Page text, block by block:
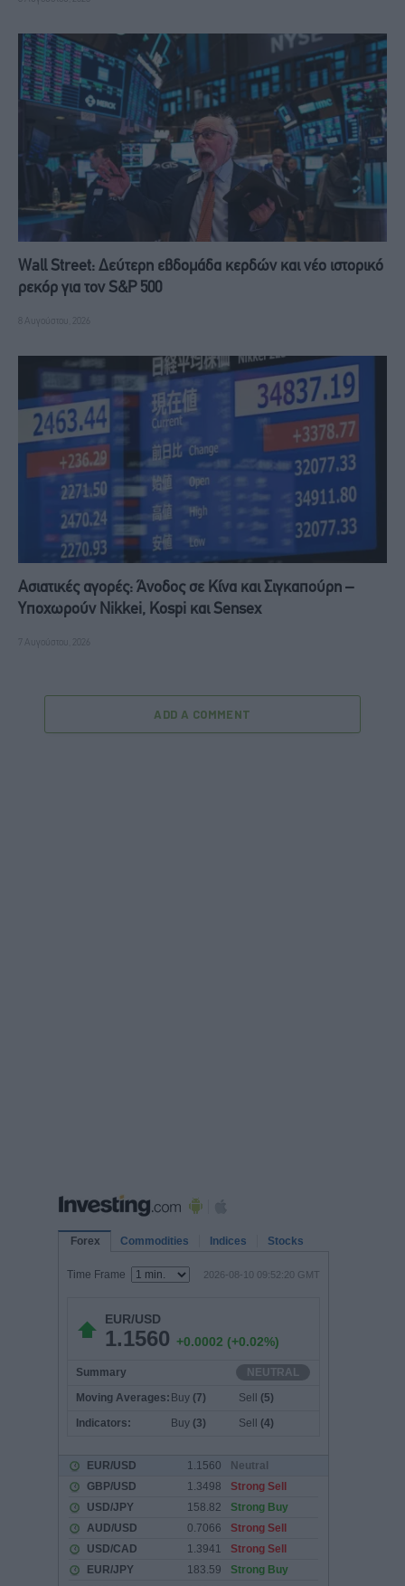
Wall Street: Δεύτερη εβδομάδα κερδών και νέο ιστορικό
ρεκόρ για τον S&P 500
8 Αυγούστου, 2026
Ασιατικές αγορές: Άνοδος σε Κίνα και Σιγκαπούρη –
Υποχωρούν Nikkei, Kospi και Sensex
7 Αυγούστου, 2026
ADD A COMMENT